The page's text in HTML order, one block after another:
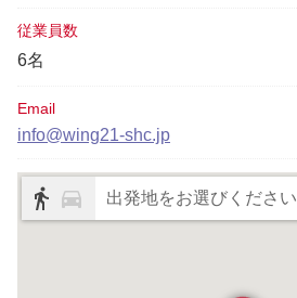
従業員数
6名
Email
info@wing21-shc.jp
出発地をお選びください